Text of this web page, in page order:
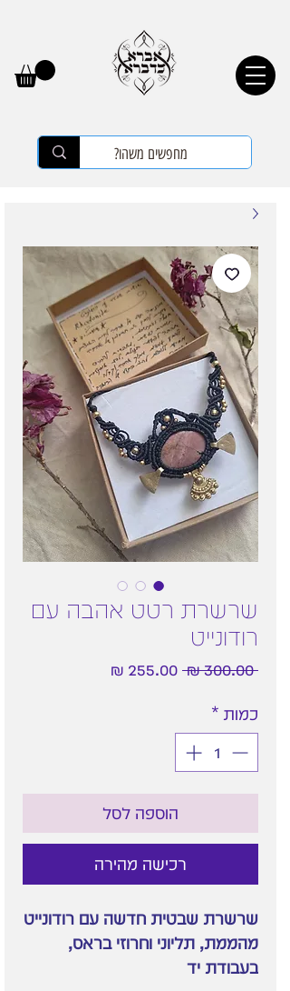
שרשרת רטט אהבה עם
רודונייט
‏300.00 ‏₪
מחיר
כמות *
הוספה לסל
רכישה מהירה
שרשרת שבטית חדשה עם רודונייט
מהממת, תליוני וחרוזי בראס,
בעבודת יד